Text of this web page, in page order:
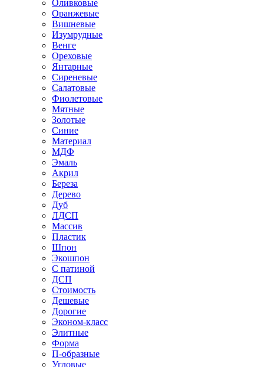
Оливковые
Оранжевые
Вишневые
Изумрудные
Венге
Ореховые
Янтарные
Сиреневые
Салатовые
Фиолетовые
Мятные
Золотые
Синие
Материал
МДФ
Эмаль
Акрил
Береза
Дерево
Дуб
ЛДСП
Массив
Пластик
Шпон
Экошпон
С патиной
ДСП
Стоимость
Дешевые
Дорогие
Эконом-класс
Элитные
Форма
П-образные
Угловые